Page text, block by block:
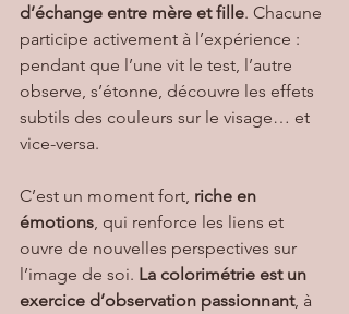
d’échange entre mère et fille. Chacune
participe activement à l’expérience :
pendant que l’une vit le test, l’autre
observe, s’étonne, découvre les effets
subtils des couleurs sur le visage… et
vice-versa.
C’est un moment fort, riche en
émotions , qui renforce les liens et
ouvre de nouvelles perspectives sur
l’image de soi. La colorimétrie est un
exercice d’observation passionnant, à